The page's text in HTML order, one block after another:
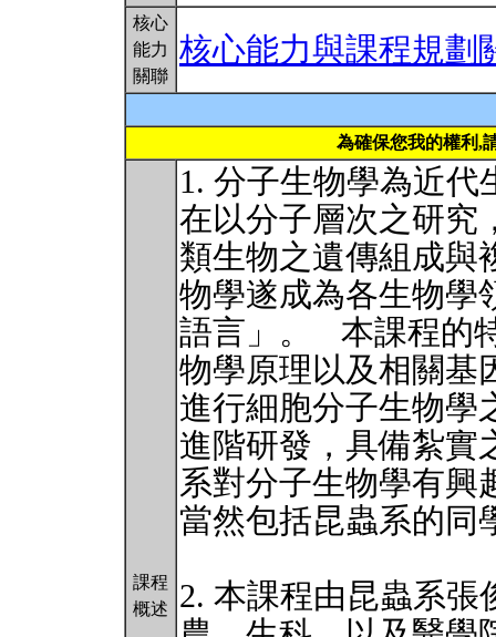
核心
能力
關聯
核心能力與課程規劃
為確保您我的權利,
課程
概述
1. 分子生物學為近
在以分子層次之研究
類生物之遺傳組成與
物學遂成為各生物學
語言」。 本課程的
物學原理以及相關基
進行細胞分子生物學
進階研發，具備紮
系對分子生物學有興
當然包括昆蟲系的同
2. 本課程由昆蟲系張